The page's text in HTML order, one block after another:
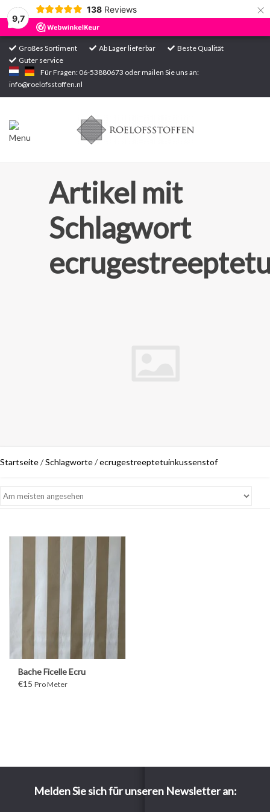
9,7
138 Reviews ×
Großes Sortiment Ab Lager lieferbar
Beste Qualität
Guter service
Für Fragen: 06-53880673 oder mailen Sie uns an:
info@roelofsstoffen.nl
Startseite
Sortiment
Artikel mit
Schlagwort
Startseite/Schlagworte/ecrugestreeptetuinkussenstof
Bache Ficelle Ecru
€15 Pro Meter
Melden Sie sich für unseren Newsletter an: